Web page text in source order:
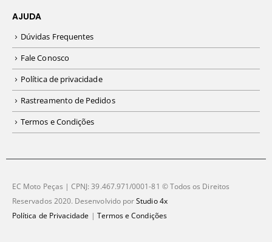
AJUDA
Dúvidas Frequentes
Fale Conosco
Política de privacidade
Rastreamento de Pedidos
Termos e Condições
EC Moto Peças | CPNJ: 39.467.971/0001-81 © Todos os Direitos
Reservados 2020. Desenvolvido porStudio 4x
Política de Privacidade | Termos e Condições